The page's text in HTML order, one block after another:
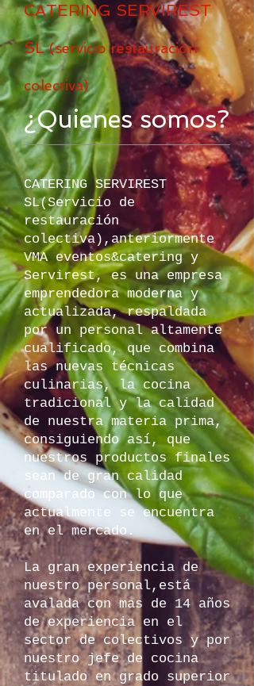
CATERING SERVIREST
SL (servicio restauración
colectiva)
¿Quienes somos?
CATERING SERVIREST
SL(Servicio de
restauración
colectiva),anteriormente
VMA eventos&catering y
Servirest, es una empresa
emprendedora moderna y
actualizada, respaldada
por un personal altamente
cualificado, que combina
las nuevas técnicas
culinarias, la cocina
tradicional y la calidad
de nuestra materia prima,
consiguiendo así, que
nuestros productos finales
sean de gran calidad
comparado con lo que
actualmente se encuentra
en el mercado.
La gran experiencia de
nuestro personal,está
avalada con mas de 14 años
de experiencia en el
sector de colectivos y por
nuestro jefe de cocina
titulado en grado superior